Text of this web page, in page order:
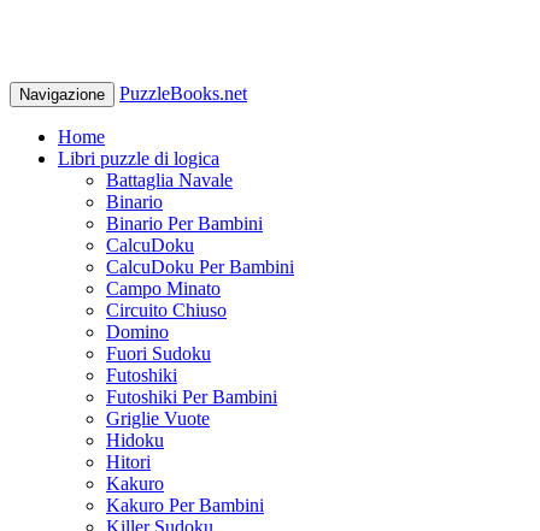
Navigazione PuzzleBooks.net
Home
Libri puzzle di logica
Battaglia Navale
Binario
Binario Per Bambini
CalcuDoku
CalcuDoku Per Bambini
Campo Minato
Circuito Chiuso
Domino
Fuori Sudoku
Futoshiki
Futoshiki Per Bambini
Griglie Vuote
Hidoku
Hitori
Kakuro
Kakuro Per Bambini
Killer Sudoku